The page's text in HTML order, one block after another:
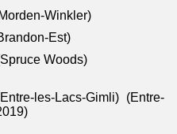
Winkler)
Est)
Woods)
les-Lacs-Gimli) (Entre-